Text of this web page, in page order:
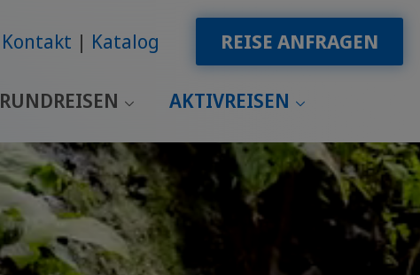
Kontakt Katalog REISE ANFRAGEN
RUNDREISEN AKTIVREISEN